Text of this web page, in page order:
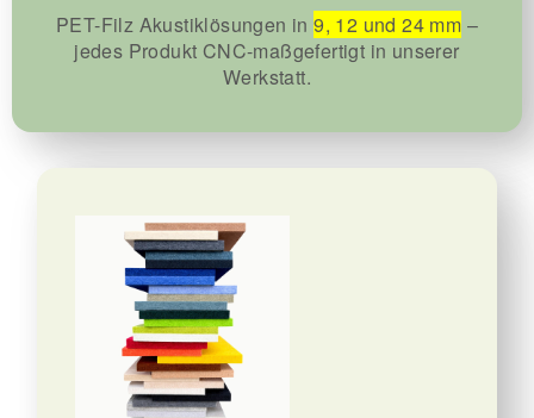
PET-Filz Akustiklösungen in9, 12 und 24 mm –
jedes Produkt CNC-maßgefertigt in unserer
Werkstatt.